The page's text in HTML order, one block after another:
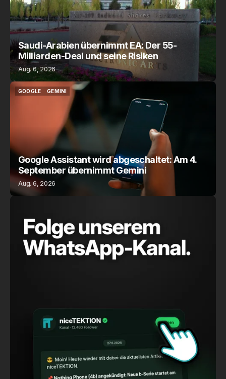
Saudi-Arabien übernimmt EA: Der 55-
Milliarden-Deal und seine Risiken
Aug. 6, 2026
GOOGLE
GEMINI
Google Assistant wird abgeschaltet: Am 4.
September übernimmt Gemini
Aug. 6, 2026